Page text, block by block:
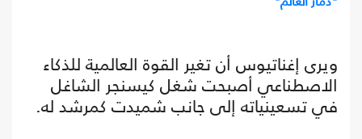
ويرى إغناتيوس أن تغير القوة العالمية للذكاء
الاصطناعي أصبحت شغل كيسنجر الشاغل
في تسعينياته إلى جانب شميدت كمرشد له.